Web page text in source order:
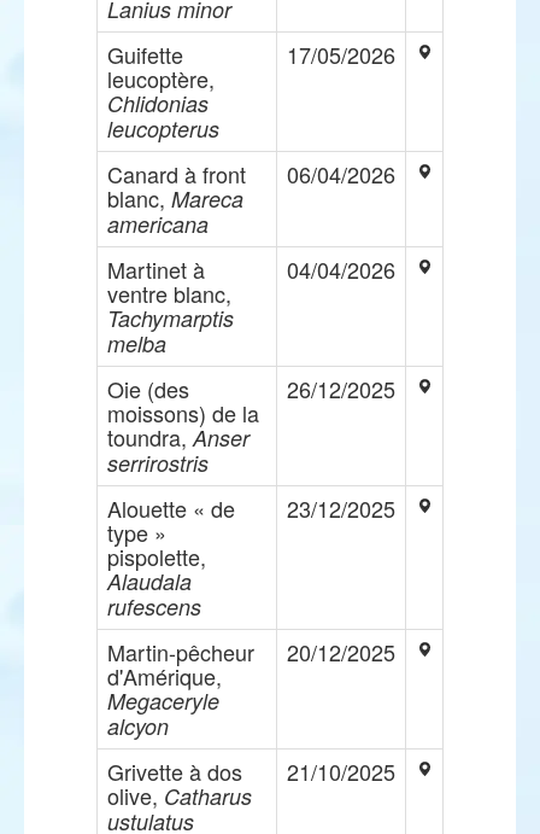
Lanius minor
Guifette
leucoptère,
Chlidonias
leucopterus
17/05/2026
Canard à front
blanc, Mareca
americana
06/04/2026
Martinet à
ventre blanc,
Tachymarptis
melba
04/04/2026
Oie (des
moissons) de la
toundra, Anser
serrirostris
26/12/2025
Alouette « de
type »
pispolette,
Alaudala
rufescens
23/12/2025
Martin-pêcheur
d'Amérique,
Megaceryle
alcyon
20/12/2025
Grivette à dos
olive, Catharus
ustulatus
21/10/2025